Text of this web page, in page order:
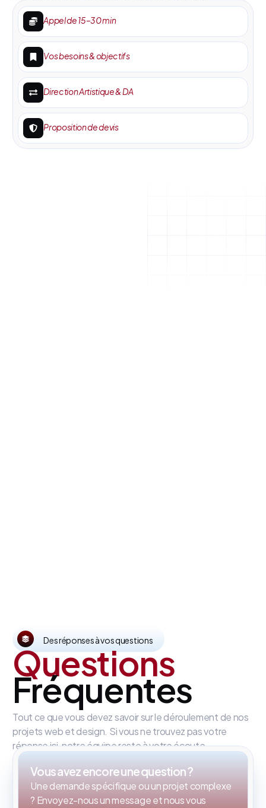
Appel de 15–30 min
Vos besoins & objectifs
Direction Artistique & DA
Proposition de devis
Des réponses à vos questions
Questions
Fréquentes
Tout ce que vous devez savoir sur le déroulement de nos
projets web et design. Si vous ne trouvez pas votre
réponse ici, notre équipe reste à votre écoute.
Vous avez encore une question ?
Une demande spécifique ou un projet complexe
? Envoyez-nous un message et nous vous